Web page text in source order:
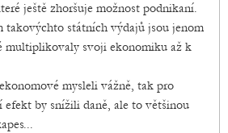
ještě zhoršuje možnost podnikaní.
takovýchto státních výdajů jsou jenom
multiplikovaly svoji ekonomiku až k
mysleli vážně, tak pro
by snížili daně, ale to většinou